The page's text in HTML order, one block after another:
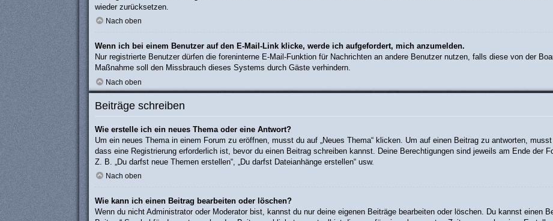
wieder zurücksetzen.
Nach oben
Wenn ich bei einem Benutzer auf den E-Mail-Link klicke, werde ich aufgefordert, mich anzumelden.
Nur registrierte Benutzer dürfen die foreninterne E-Mail-Funktion für Nachrichten an andere Benutzer nutzen, falls diese von der
Maßnahme soll den Missbrauch dieses Systems durch Gäste verhindern.
Nach oben
Beiträge schreiben
Wie erstelle ich ein neues Thema oder eine Antwort?
Um ein neues Thema in einem Forum zu eröffnen, musst du auf „Neues Thema“ klicken. Um auf einen Beitrag zu antworten,
dass eine Registrierung erforderlich ist, bevor du einen Beitrag schreiben kannst. Deine Berechtigungen sind jeweils am Ende der
Z. B. „Du darfst neue Themen erstellen“, „Du darfst Dateianhänge erstellen“ usw.
Nach oben
Wie kann ich einen Beitrag bearbeiten oder löschen?
Wenn du nicht Administrator oder Moderator bist, kannst du nur deine eigenen Beiträge bearbeiten oder löschen. Du kannst einen